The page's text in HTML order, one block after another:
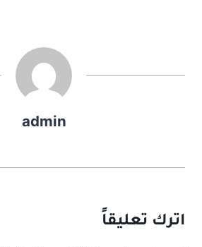
admin
اترك تعليقاً